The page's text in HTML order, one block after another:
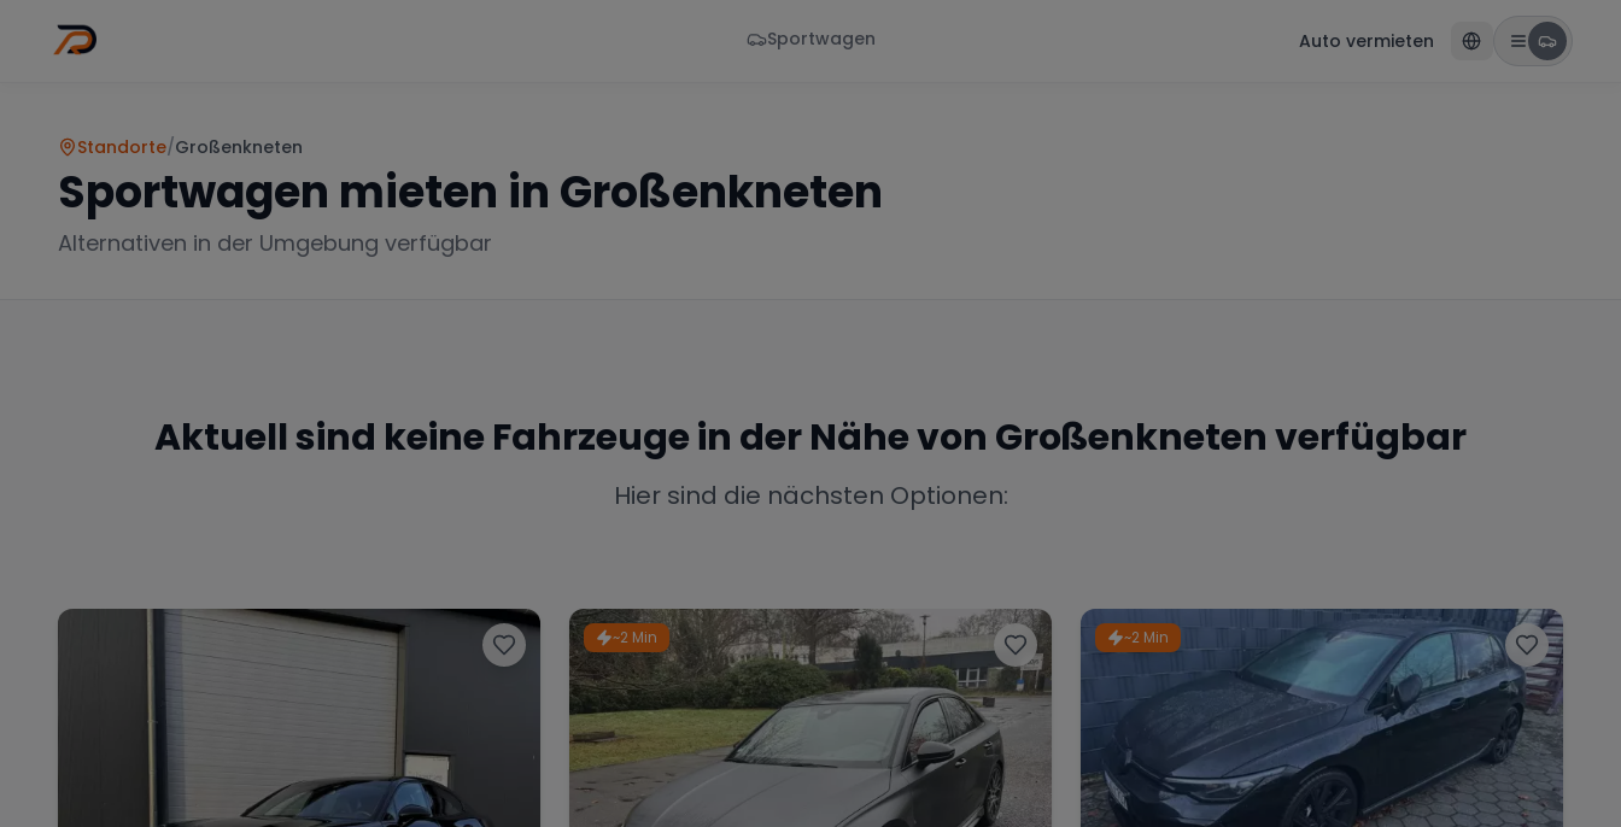
Sportwagen Auto vermieten
Standorte/Großenkneten
Sportwagen mieten in Großenkneten
Alternativen in der Umgebung verfügbar
Aktuell sind keine Fahrzeuge in der Nähe von Großenknetenverfügbar
Hier sind die nächsten Optionen:
~2 Min ~2 Min